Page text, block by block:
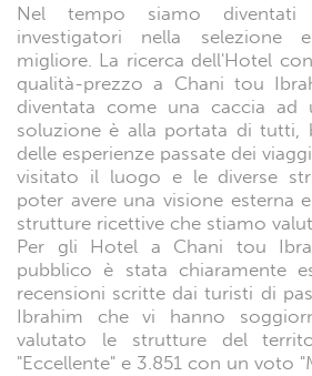
Nel tempo siamo
investigatori nella selezione
migliore. La ricerca dell'Hotel
qualità-prezzo a Chani tou
diventata come una caccia ad
soluzione è alla portata di tutti,
delle esperienze passate dei
visitato il luogo e le diverse
poter avere una visione esterna
strutture ricettive che stiamo
Per gli Hotel a Chani tou
pubblico è stata chiaramente
recensioni scritte dai turisti di
Ibrahim che vi hanno
valutato le strutture del
"Eccellente" e 3.851 con un voto